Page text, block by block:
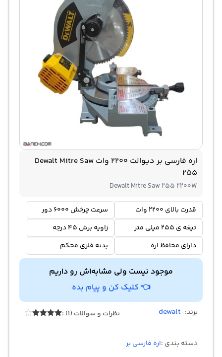
اره فارسی بر دیوالت 2200 وات Dewalt Mitre Saw
255
Dewalt Mitre Saw 255 2200W
قدرت بالای 2200 وات
سرعت چرخش 6000 دور
تیغه ی 255 میلی متر
زاویه برش 45 درجه
دارای محافظ اره
بدنه فلزی محکم
موجود نیست ولی مشابه‌اش رو داریم
👈 کلیک کن و پیام بده
برند: dewalt نظرات و سوالات (1) :
دسته بندی :اره فارسی بر